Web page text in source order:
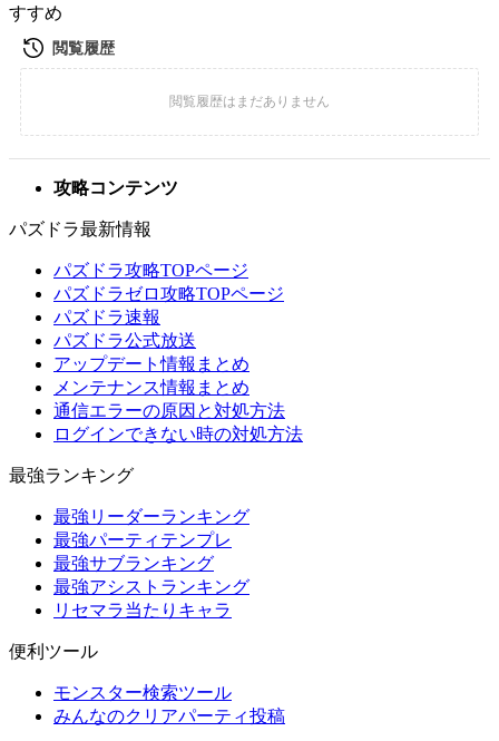
すすめ
攻略コンテンツ
パズドラ最新情報
パズドラ攻略TOPページ
パズドラゼロ攻略TOPページ
パズドラ速報
パズドラ公式放送
アップデート情報まとめ
メンテナンス情報まとめ
通信エラーの原因と対処方法
ログインできない時の対処方法
最強ランキング
最強リーダーランキング
最強パーティテンプレ
最強サブランキング
最強アシストランキング
リセマラ当たりキャラ
便利ツール
モンスター検索ツール
みんなのクリアパーティ投稿